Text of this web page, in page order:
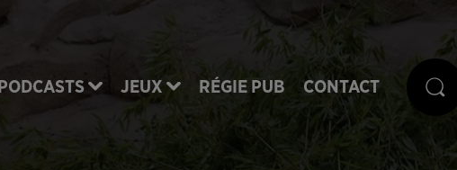
PODCASTS JEUX RÉGIE PUB CONTACT